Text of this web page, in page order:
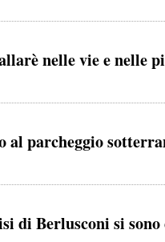
nelle vie e nelle
parcheggio
di Berlusconi si